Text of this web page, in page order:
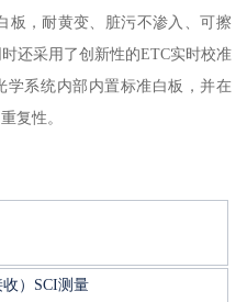
板，耐黄变、脏污不渗入、可擦
还采用了创新性的ETC实时校准
学系统内部内置标准白板，并在
复性。
）SCI测量